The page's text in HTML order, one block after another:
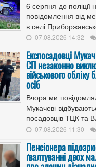
6 серпня до поліції
повідомлення від
в селі
07.08.2026 14:32
Експосадовці
СП незаконно
військового
осіб
Вчора ми
Мукачеві
посадовців ТЦК та
07.08.2026 11:30
Пенсіонера
ґвалтуванні двох